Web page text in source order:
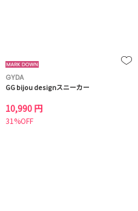
GYDA
GG bijou designスニーカー
10,990 円
31%OFF